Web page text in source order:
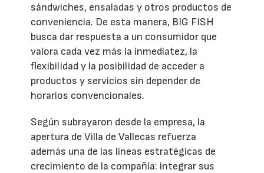
sándwiches, ensaladas y otros productos de
conveniencia. De esta manera, BIG FISH
busca dar respuesta a un consumidor que
valora cada vez más la inmediatez, la
flexibilidad y la posibilidad de acceder a
productos y servicios sin depender de
horarios convencionales.
Según subrayaron desde la empresa, la
apertura de Villa de Vallecas refuerza
además una de las líneas estratégicas de
crecimiento de la compañía: integrar sus